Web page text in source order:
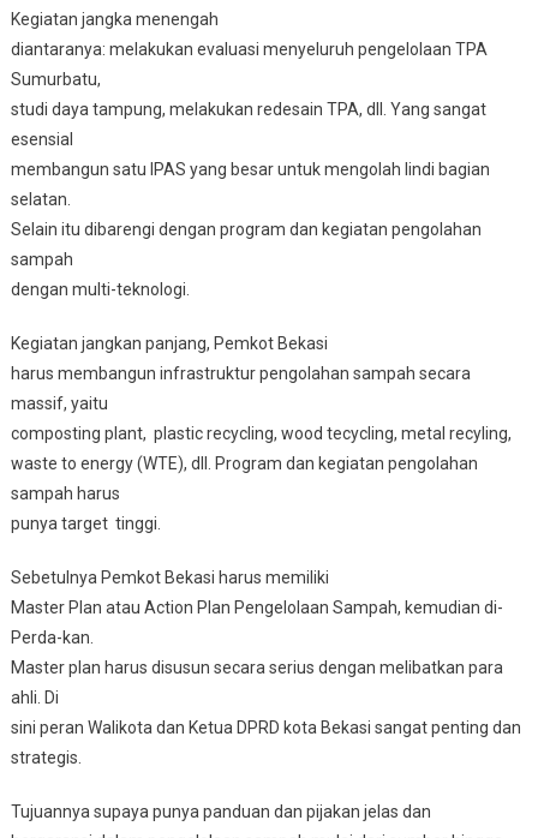
Kegiatan jangka menengah
diantaranya: melakukan evaluasi menyeluruh pengelolaan TPA
Sumurbatu,
studi daya tampung, melakukan redesain TPA, dll. Yang sangat
esensial
membangun satu IPAS yang besar untuk mengolah lindi bagian
selatan.
Selain itu dibarengi dengan program dan kegiatan pengolahan
sampah
dengan multi-teknologi.
Kegiatan jangkan panjang, Pemkot Bekasi
harus membangun infrastruktur pengolahan sampah secara
massif, yaitu
composting plant, plastic recycling, wood tecycling, metal recyling,
waste to energy (WTE), dll. Program dan kegiatan pengolahan
sampah harus
punya target tinggi.
Sebetulnya Pemkot Bekasi harus memiliki
Master Plan atau Action Plan Pengelolaan Sampah, kemudian di-
Perda-kan.
Master plan harus disusun secara serius dengan melibatkan para
ahli. Di
sini peran Walikota dan Ketua DPRD kota Bekasi sangat penting dan
strategis.
Tujuannya supaya punya panduan dan pijakan jelas dan